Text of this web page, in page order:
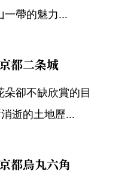
一帶的魅力...
都二条城
卻不缺欣賞的目
逝的土地歷...
都烏丸六角